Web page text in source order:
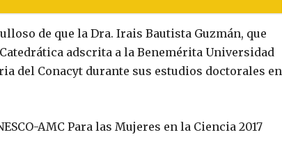
de que la Dra. Irais Bautista Guzmán, que
adscrita a la Benemérita Universidad
del Conacyt durante sus estudios doctorales en
AMC Para las Mujeres en la Ciencia 2017